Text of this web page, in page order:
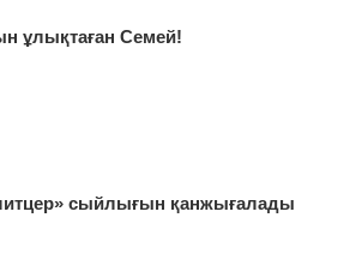
ұлықтаған Семей!
сыйлығын қанжығалады